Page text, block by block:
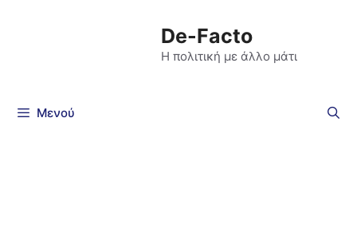
De-Facto
Η πολιτική με άλλο μάτι
Μενού